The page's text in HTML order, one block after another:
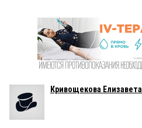
Кривощекова Елизавета